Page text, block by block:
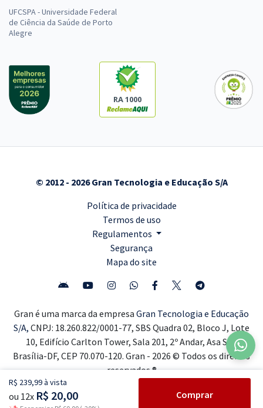
R$ 239,99 à vista
ou 12x R$ 20,00 Comprar
UFCSPA - Universidade Federal
de Ciência da Saúde de Porto
Alegre
RA 1000
© 2012 - 2026 Gran Tecnologia e Educação S/A
Política de privacidade
Termos de uso
Regulamentos
Segurança
Mapa do site
Gran é uma marca da empresa Gran Tecnologia e Educação
S/A, CNPJ: 18.260.822/0001-77, SBS Quadra 02, Bloco J, Lote
10, Edifício Carlton Tower, Sala 201, 2º Andar, Asa Sul,
Brasília-DF, CEP 70.070-120. Gran - 2026 © Todos os direitos
reservados ®